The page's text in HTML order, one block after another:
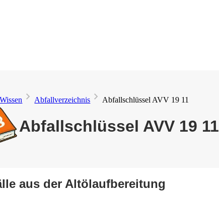
Wissen Abfallverzeichnis Abfallschlüssel AVV 19 11
Abfallschlüssel AVV 19 11
aus der Altölaufbereitung